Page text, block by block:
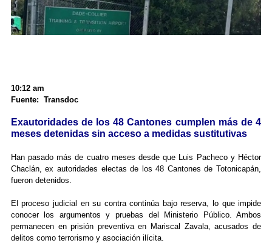
10:12 am
Fuente: Transdoc
Exautoridades de los 48 Cantones cumplen más de 4
meses detenidas sin acceso a medidas sustitutivas
Han pasado más de cuatro meses desde que Luis Pacheco y Héctor
Chaclán, ex autoridades electas de los 48 Cantones de Totonicapán,
fueron detenidos.
El proceso judicial en su contra continúa bajo reserva, lo que impide
conocer los argumentos y pruebas del Ministerio Público. Ambos
permanecen en prisión preventiva en Mariscal Zavala, acusados de
delitos como terrorismo y asociación ilícita.